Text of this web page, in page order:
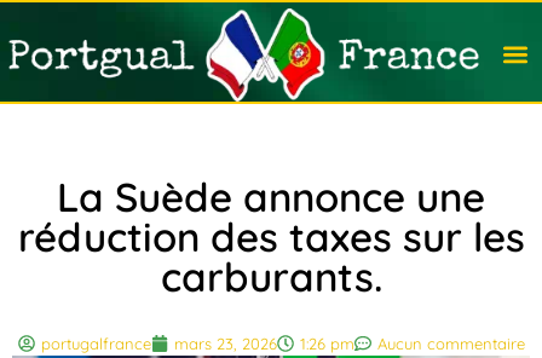
La Suède annonce une
réduction des taxes sur les
carburants.
portugalfrance mars 23, 2026 1:26 pm Aucun commentaire